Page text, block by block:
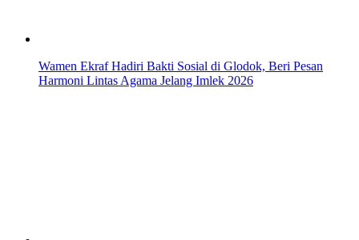
Wamen Ekraf Hadiri Bakti Sosial di Glodok, Beri Pesan
Harmoni Lintas Agama Jelang Imlek 2026